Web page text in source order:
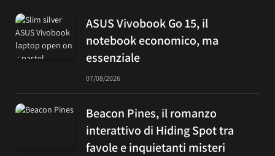
ASUS Vivobook Go 15, il
notebook economico, ma
essenziale
07/08/2026
Beacon Pines, il romanzo
interattivo di Hiding Spot tra
favole e inquietanti misteri